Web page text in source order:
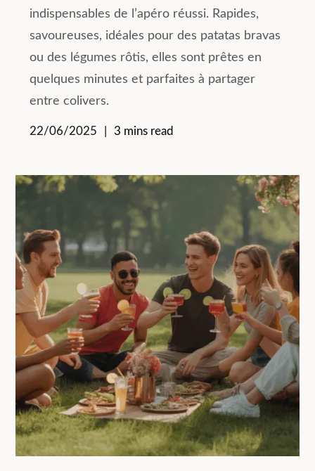
indispensables de l’apéro réussi. Rapides,
savoureuses, idéales pour des patatas bravas
ou des légumes rôtis, elles sont prêtes en
quelques minutes et parfaites à partager
entre colivers.
22/06/2025 3 mins read